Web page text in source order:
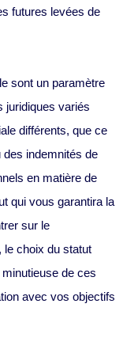
futures levées de
sont un paramètre
juridiques variés
différents, que ce
des indemnités de
en matière de
qui vous garantira la
sur le
le choix du statut
minutieuse de ces
avec vos objectifs